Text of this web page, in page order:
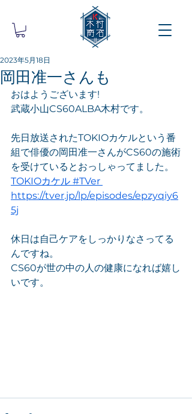
岡田准一さんも
2023年5月18日
おはようございます!
武蔵小山CS60ALBA木村です。
先日放送されたTOKIOカケルという番
組で俳優の岡田准一さんがCS60の施術
を受けているとおっしゃってました。
TOKIOカケル #TVer
https://tver.jp/lp/episodes/epzyqiy6
5j
休日は自己ケアをしっかりなさってる
んですね。
CS60が世の中の人の健康になれば嬉し
いです。